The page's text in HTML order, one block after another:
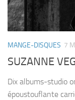
MANGE-DISQUES 7
SUZANNE
Dix albums-studio
époustouflante